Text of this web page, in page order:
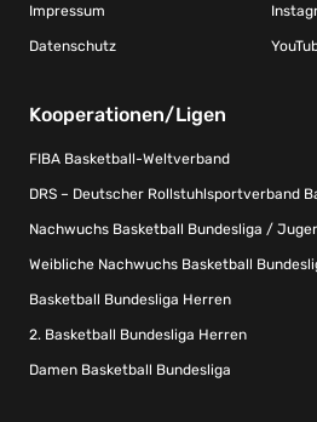
Impressum
Datenschutz
Kooperationen/Ligen
FIBA Basketball-Weltverband
DRS – Deutscher Rollstuhlsportverband
Nachwuchs Basketball Bundesliga /
Weibliche Nachwuchs Basketball
Basketball Bundesliga Herren
2. Basketball Bundesliga Herren
Damen Basketball Bundesliga